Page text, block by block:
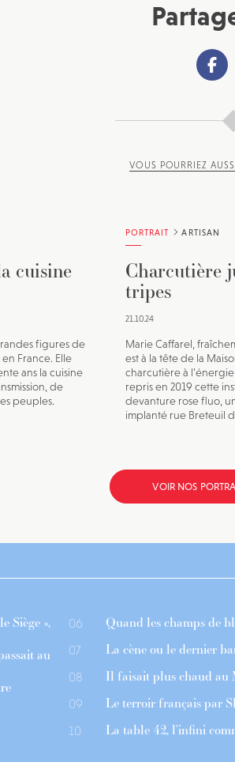
VOUS POURRIEZ
cuisine
figures de
France. Elle
ans la cuisine
de
peuples.
PORTRAIT ARTISAN
Charcutière
tripes
21.10.24
Marie Caffarel,
est à la tête de la
charcutière à
repris en 2019 cette
devanture rose fluo,
implanté rue Breteuil
VOIR NOS
Siège »,
au
06 Quand les champs de
07 La cène ou le dernier
08 Il faisait plus chaud au
09 Le terroir français par
10 La table 42, l’infini